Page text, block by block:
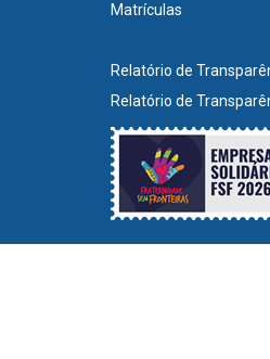
Matrículas
Relatório de
Relatório de